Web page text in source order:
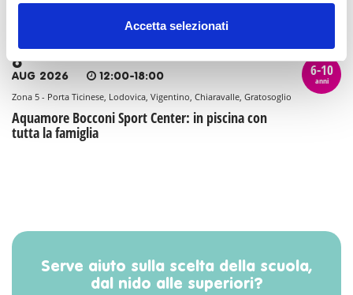
Accetta selezionati
8
AUG 2026 12:00-18:00
Zona 5 - Porta Ticinese, Lodovica, Vigentino, Chiaravalle, Gratosoglio
Aquamore Bocconi Sport Center: in piscina con
tutta la famiglia
6-10
anni
Serve aiuto sulla scelta della scuola,
dal nido alle superiori?